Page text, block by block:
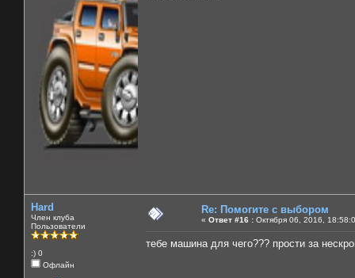
Hard
Член клуба
Пользователи
:) 0
Офлайн
Re: Помогите с выбором
« Ответ #16 : Октября 06, 2016,
тебе машина для чего??? прости за